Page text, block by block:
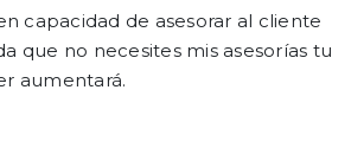
capacidad de asesorar al cliente
que no necesites mis asesorías tu
aumentará.